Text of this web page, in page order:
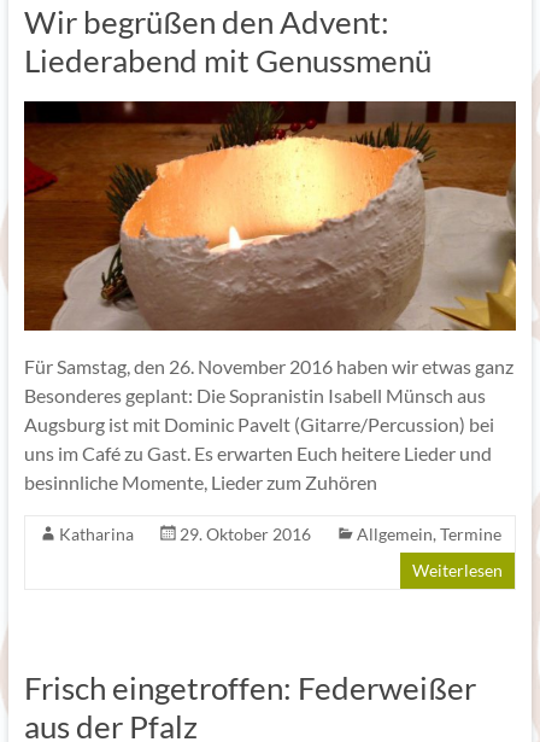
Wir begrüßen den Advent:
Liederabend mit Genussmenü
Für Samstag, den 26. November 2016 haben wir etwas ganz
Besonderes geplant: Die Sopranistin Isabell Münsch aus
Augsburg ist mit Dominic Pavelt (Gitarre/Percussion) bei
uns im Café zu Gast. Es erwarten Euch heitere Lieder und
besinnliche Momente, Lieder zum Zuhören
Katharina 29. Oktober 2016 Allgemein,Termine
Weiterlesen
Frisch eingetroffen: Federweißer
aus der Pfalz